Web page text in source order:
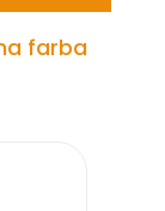
farba